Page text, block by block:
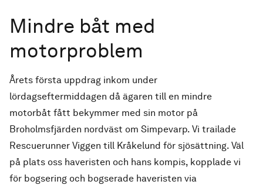
Mindre båt med
motorproblem
Årets första uppdrag inkom under
lördagseftermiddagen då ägaren till en mindre
motorbåt fått bekymmer med sin motor på
Broholmsfjärden nordväst om Simpevarp. Vi trailade
Rescuerunner Viggen till Kråkelund för sjösättning. Väl
på plats oss haveristen och hans kompis, kopplade vi
för bogsering och bogserade haveristen via